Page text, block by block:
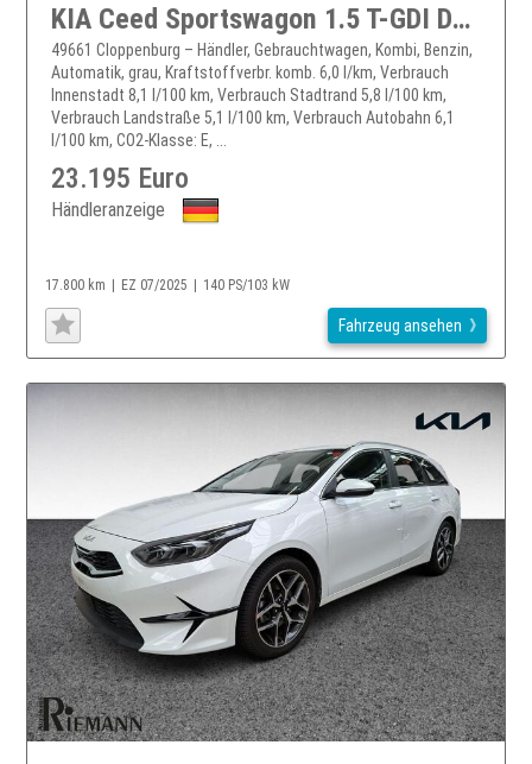
KIA Ceed Sportswagon 1.5 T-GDI DCT Spirit + JBL Soundsystem
49661 Cloppenburg – Händler, Gebrauchtwagen, Kombi, Benzin,
Automatik, grau, Kraftstoffverbr. komb. 6,0 l/km, Verbrauch
Innenstadt 8,1 l/100 km, Verbrauch Stadtrand 5,8 l/100 km,
Verbrauch Landstraße 5,1 l/100 km, Verbrauch Autobahn 6,1
l/100 km, CO2-Klasse: E, ...
23.195 Euro
Händleranzeige
17.800 km EZ 07/2025 140 PS/103 kW
Fahrzeug ansehen